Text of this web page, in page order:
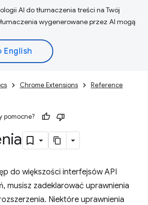
AI do tłumaczenia treści na Twój
wygenerowane przez AI mogą
Chrome Extensions
Reference
pomocne?
do większości interfejsów API
musisz zadeklarować uprawnienia
Niektóre uprawnienia